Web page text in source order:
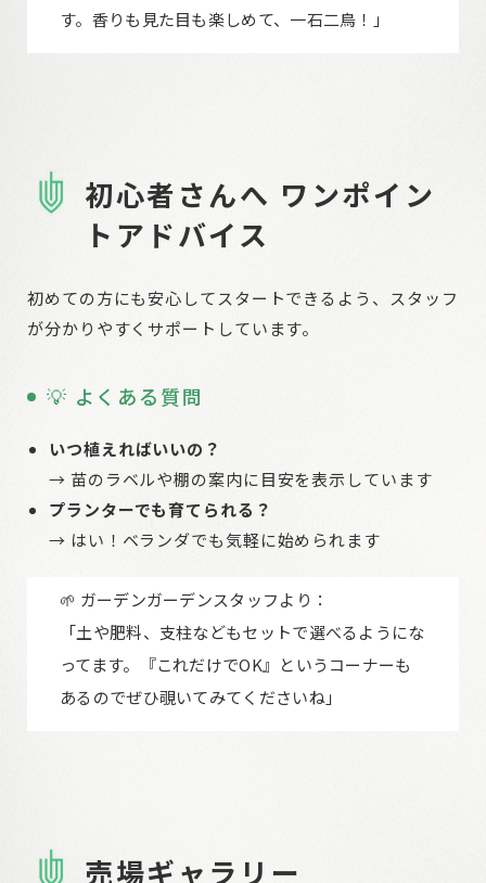
す。香りも見た目も楽しめて、一石二鳥！」
初心者さんへ ワンポイン
トアドバイス
初めての方にも安心してスタートできるよう、スタッフ
が分かりやすくサポートしています。
💡 よくある質問
いつ植えればいいの？
→ 苗のラベルや棚の案内に目安を表示しています
プランターでも育てられる？
→ はい！ベランダでも気軽に始められます
🌱 ガーデンガーデンスタッフより：
「土や肥料、支柱などもセットで選べるようにな
ってます。『これだけでOK』というコーナーも
あるのでぜひ覗いてみてくださいね」
売場ギャラリー